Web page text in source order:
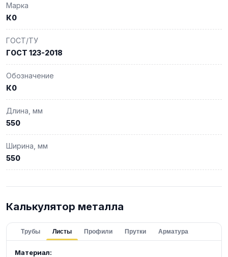
Марка
К0
ГОСТ/ТУ
ГОСТ 123-2018
Обозначение
К0
Длина, мм
550
Ширина, мм
550
Калькулятор металла
Трубы Листы Профили Прутки Арматура
Материал: